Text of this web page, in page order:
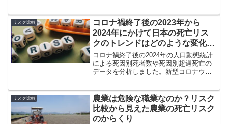
別では、10代で死亡率が上昇する傾向が
あり、さらに男女差が縮む傾向が進みま
した。
リスク比較
コロナ禍終了後の2023年から
2024年にかけて日本の死亡リス
クのトレンドはどのような変化を
したか？
コロナ禍終了後の2024年の人口動態統計
による死因別死者数や死因別超過死亡の
データを分析しました。新型コロナウイ
む傾向が進み、出生率は減少し続けてい
ます。
リスク比較
農業は危険な職業なのか？リスク
比較から見えた農業の死亡リスク
のからくり